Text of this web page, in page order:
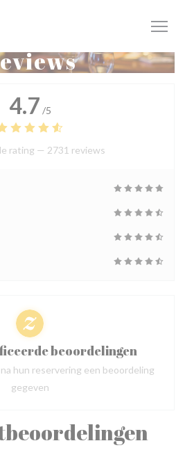
4.7 /5
rating — 2731 reviews
beoordelingen
hun reservering een beoordeling
gegeven